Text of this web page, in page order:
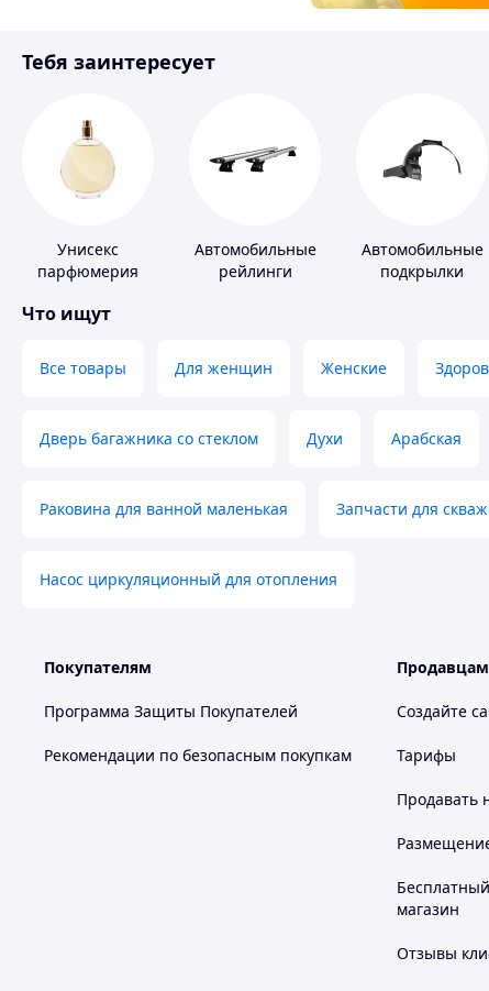
Инструмент
Тебя заинтересует
Унисекс
парфюмерия
Автомобильные
рейлинги
Автомобильные
подкрылки
Что ищут
Все товары Для женщин Женские
Дверь багажника со стеклом Духи Арабская
Раковина для ванной маленькая Запчасти для
Насос циркуляционный для отопления
Покупателям
Программа Защиты Покупателей
Рекомендации по безопасным покупкам
Продавцам
Создайте
Тарифы
Продавать
магазин
Отзывы